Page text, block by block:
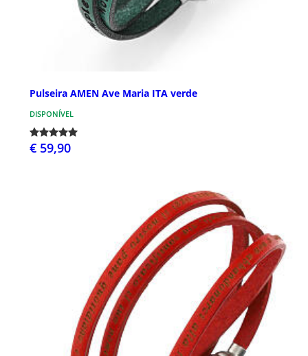
Pulseira AMEN Ave Maria ITA verde
DISPONÍVEL
€ 59,90